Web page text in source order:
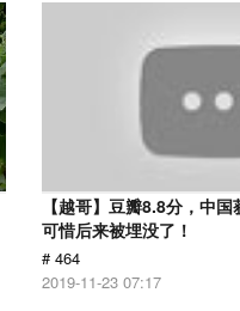
【越哥】豆瓣8.8分，中
可惜后来被埋没了！
# 464
2019-11-23 07:17